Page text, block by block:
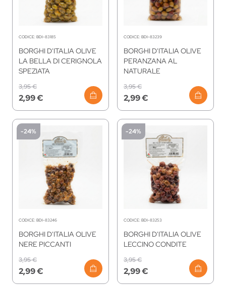
CODICE: BDI-83185
BORGHI D'ITALIA OLIVE
LA BELLA DI CERIGNOLA
SPEZIATA
2,99 €
3,95 €
CODICE: BDI-83239
BORGHI D'ITALIA OLIVE
PERANZANA AL
NATURALE
2,99 €
3,95 €
-24%
CODICE: BDI-83246
BORGHI D'ITALIA OLIVE
NERE PICCANTI
2,99 €
3,95 €
-24%
CODICE: BDI-83253
BORGHI D'ITALIA OLIVE
LECCINO CONDITE
2,99 €
3,95 €